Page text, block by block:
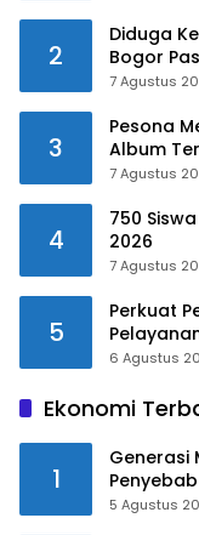
2
Diduga
Bogor
7 Agustus
3
Pesona
Album
7 Agustus
4
750
2026
7 Agustus
5
Perkuat
6 Agustus
Ekonomi
1
Generasi
5 Agustus